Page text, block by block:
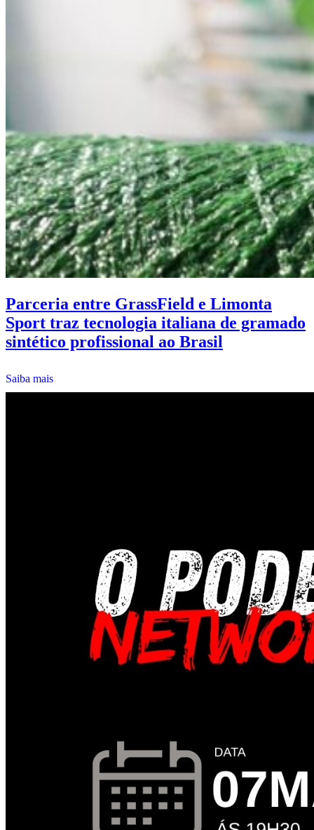
Parceria entre GrassField e Limonta
Sport traz tecnologia italiana de gramado
sintético profissional ao Brasil
Saiba mais